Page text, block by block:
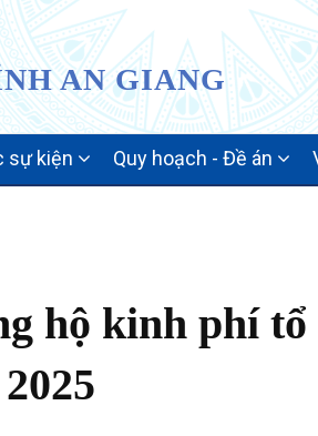
AN GIANG
sự kiện Quy hoạch - Đề án
hộ kinh phí